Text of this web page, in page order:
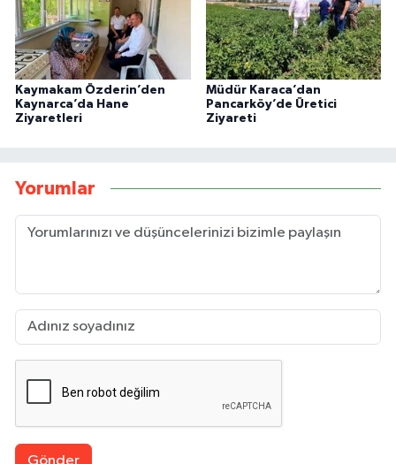
Kaymakam Özderin’den
Kaynarca’da Hane
Ziyaretleri
Müdür Karaca’dan
Pancarköy’de Üretici
Ziyareti
Yorumlar